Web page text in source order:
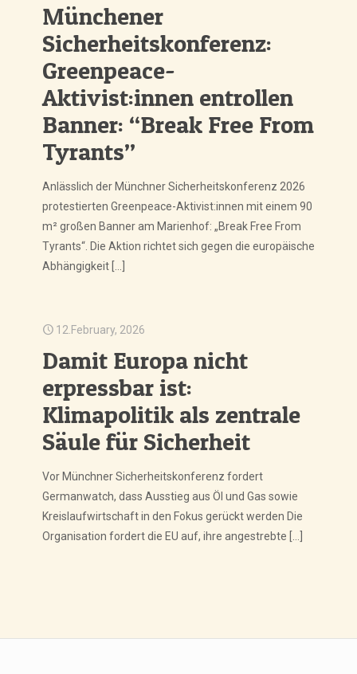
Münchener
Sicherheitskonferenz:
Greenpeace-
Aktivist:innen entrollen
Banner: “Break Free From
Tyrants”
Anlässlich der Münchner Sicherheitskonferenz 2026
protestierten Greenpeace-Aktivist:innen mit einem 90
m² großen Banner am Marienhof: „Break Free From
Tyrants“. Die Aktion richtet sich gegen die europäische
Abhängigkeit
12.February, 2026
Damit Europa nicht
erpressbar ist:
Klimapolitik als zentrale
Säule für Sicherheit
Vor Münchner Sicherheitskonferenz fordert
Germanwatch, dass Ausstieg aus Öl und Gas sowie
Kreislaufwirtschaft in den Fokus gerückt werden Die
Organisation fordert die EU auf, ihre angestrebte